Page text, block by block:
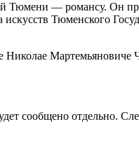
— романсу. Он
Тюменского
Мартемьяновиче
сообщено отдельно.